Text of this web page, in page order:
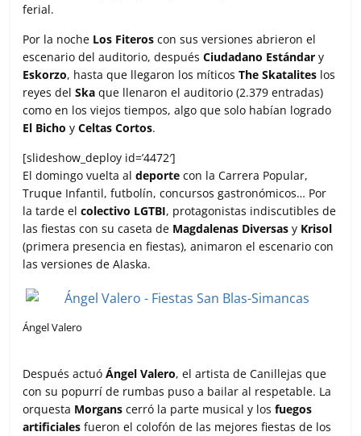
ferial.
Por la noche Los Fiteros con sus versiones abrieron el
escenario del auditorio, despuésCiudadano Estándar y
Eskorzo, hasta que llegaron los míticosThe Skatalites los
reyes delSka que llenaron el auditorio (2.379 entradas)
como en los viejos tiempos, algo que solo habían logrado
El Bicho yCeltas Cortos.
[slideshow_deploy id=’4472′]
El domingo vuelta aldeportecon la Carrera Popular,
Truque Infantil, futbolín, concursos gastronómicos… Por
la tarde elcolectivo LGTBI, protagonistas indiscutibles de
las fiestas con su caseta de Magdalenas Diversas y Krisol
(primera presencia en fiestas), animaron el escenario con
las versiones de Alaska.
Ángel Valero
Después actuóÁngel Valero, el artista de Canillejas que
con su popurrí de rumbas puso a bailar al respetable. La
orquesta Morganscerró la parte musical y losfuegos
artificiales fueron el colofón de las mejores fiestas de los